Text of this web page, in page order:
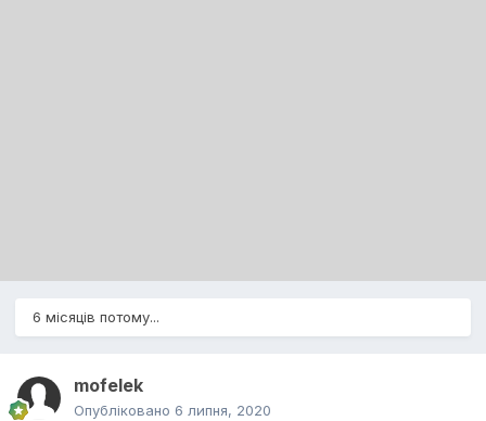
6 місяців потому...
mofelek
Опубліковано 6 липня, 2020